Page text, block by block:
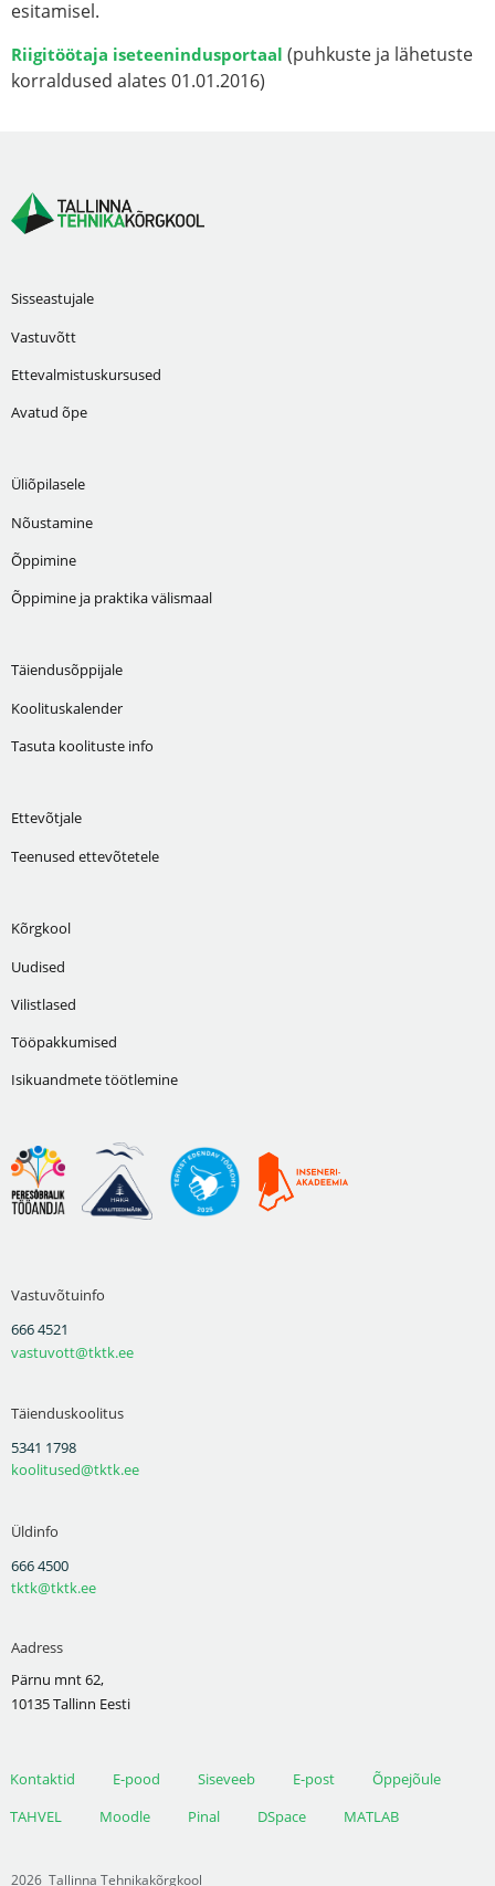
esitamisel.
Riigitöötaja iseteenindusportaal (puhkuste ja lähetuste
korraldused alates 01.01.2016)
Sisseastujale
Vastuvõtt
Ettevalmistuskursused
Avatud õpe
Üliõpilasele
Nõustamine
Õppimine
Õppimine ja praktika välismaal
Täiendusõppijale
Koolituskalender
Tasuta koolituste info
Ettevõtjale
Teenused ettevõtetele
Kõrgkool
Uudised
Vilistlased
Tööpakkumised
Isikuandmete töötlemine
Vastuvõtuinfo
666 4521
vastuvott@tktk.ee
Täienduskoolitus
5341 1798
koolitused@tktk.ee
Üldinfo
666 4500
tktk@tktk.ee
Aadress
Pärnu mnt 62,
10135 Tallinn Eesti
Kontaktid E-pood Siseveeb E-post
Õppejõule
TAHVEL
Moodle Pinal DSpace MATLAB
2026 Tallinna Tehnikakõrgkool